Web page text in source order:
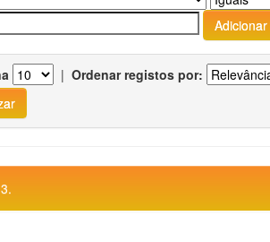
| Ordenar registos por: